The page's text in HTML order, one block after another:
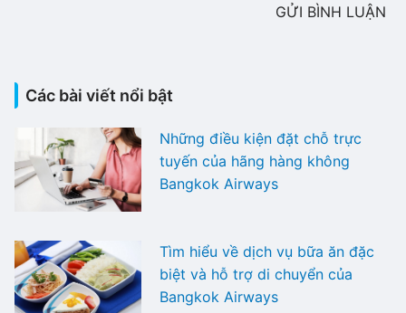
GỬI BÌNH LUẬN
Các bài viết nổi bật
Những điều kiện đặt chỗ trực
tuyến của hãng hàng không
Bangkok Airways
Tìm hiểu về dịch vụ bữa ăn đặc
biệt và hỗ trợ di chuyển của
Bangkok Airways